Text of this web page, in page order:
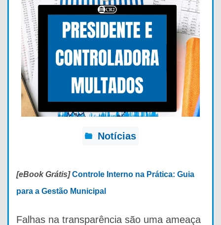
Notícias
[eBook Grátis]Controle Interno na Prática: Guia
para a Gestão Municipal
Falhas na transparência são uma ameaça